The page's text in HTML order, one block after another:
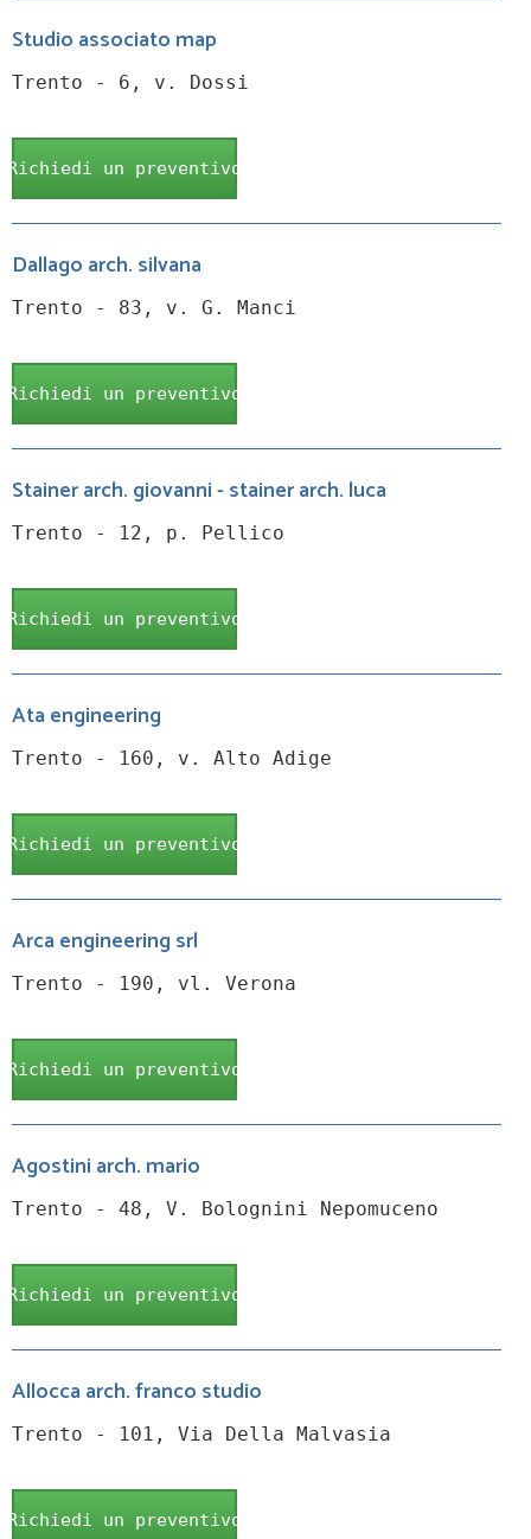
Studio associato map
Trento - 6, v. Dossi
Richiedi un preventivo
Dallago arch. silvana
Trento - 83, v. G. Manci
Richiedi un preventivo
Stainer arch. giovanni - stainer arch. luca
Trento - 12, p. Pellico
Richiedi un preventivo
Ata engineering
Trento - 160, v. Alto Adige
Richiedi un preventivo
Arca engineering srl
Trento - 190, vl. Verona
Richiedi un preventivo
Agostini arch. mario
Trento - 48, V. Bolognini Nepomuceno
Richiedi un preventivo
Allocca arch. franco studio
Trento - 101, Via Della Malvasia
Richiedi un preventivo